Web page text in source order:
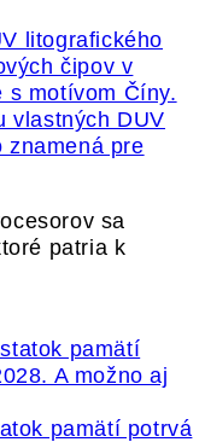
vlastných DUV
znamená pre
sa
patria k
pamätí potrvá